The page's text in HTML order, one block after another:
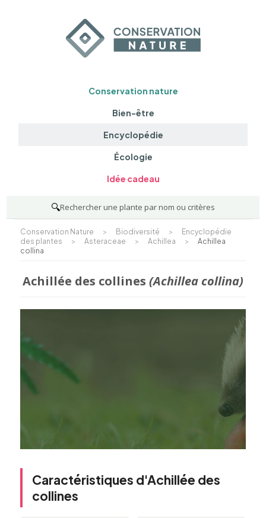
Conservation nature
Bien-être
Encyclopédie
Écologie
Idée cadeau
🔍Rechercher une plante par nom ou critères
Conservation Nature > Biodiversité >
Encyclopédie
des plantes
> Asteraceae > Achillea >
Achillea
collina
Achillée des collines (Achillea collina)
Caractéristiques d'Achillée des
collines